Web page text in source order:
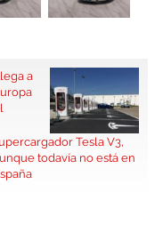
a
Tesla V3,
todavía no está en